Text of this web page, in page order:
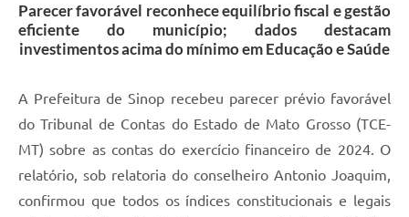
Parecer favorável reconhece equilíbrio fiscal e gestão
eficiente do município; dados destacam
investimentos acima do mínimo em Educação e Saúde
A Prefeitura de Sinop recebeu parecer prévio favorável
do Tribunal de Contas do Estado de Mato Grosso (TCE-
MT) sobre as contas do exercício financeiro de 2024. O
relatório, sob relatoria do conselheiro Antonio Joaquim,
confirmou que todos os índices constitucionais e legais